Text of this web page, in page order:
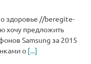
о здоровье //beregite-
хочу предложить
Samsung за 2015
о [...]